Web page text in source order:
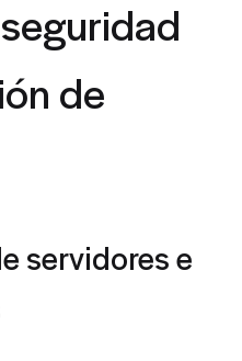
de
servidores e